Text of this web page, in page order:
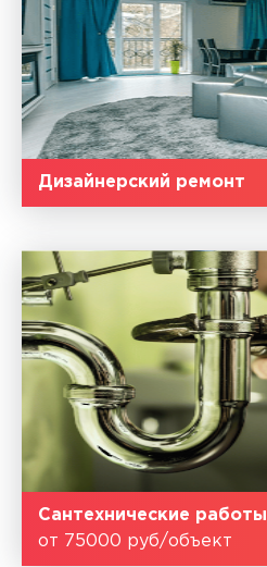
Дизайнерский ремонт
Сантехнические работы
от 75000 руб/объект